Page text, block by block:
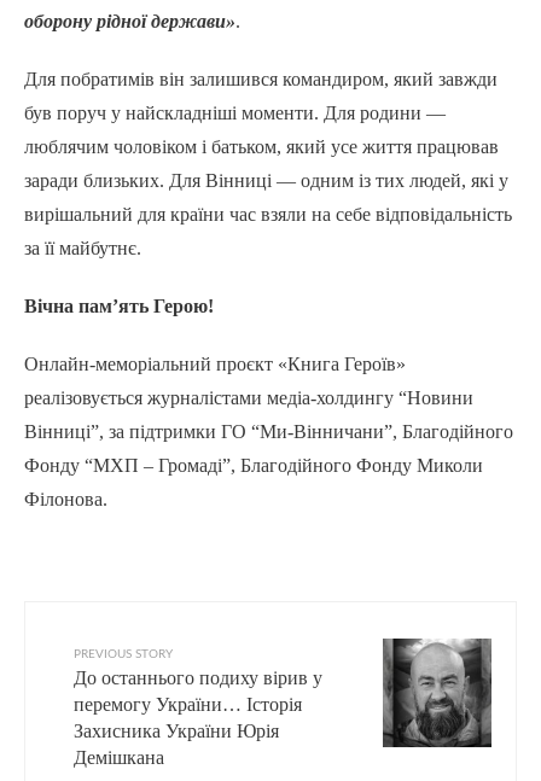
оборону рідної держави».
Для побратимів він залишився командиром, який завжди
був поруч у найскладніші моменти. Для родини —
люблячим чоловіком і батьком, який усе життя працював
заради близьких. Для Вінниці — одним із тих людей, які у
вирішальний для країни час взяли на себе відповідальність
за її майбутнє.
Вічна пам’ять Герою!
Онлайн-меморіальний проєкт «Книга Героїв»
реалізовується журналістами медіа-холдингу “Новини
Вінниці”, за підтримки ГО “Ми-Вінничани”, Благодійного
Фонду “МХП – Громаді”, Благодійного Фонду Миколи
Філонова.
PREVIOUS STORY
До останнього подиху вірив у
перемогу України… Історія
Захисника України Юрія
Демішкана